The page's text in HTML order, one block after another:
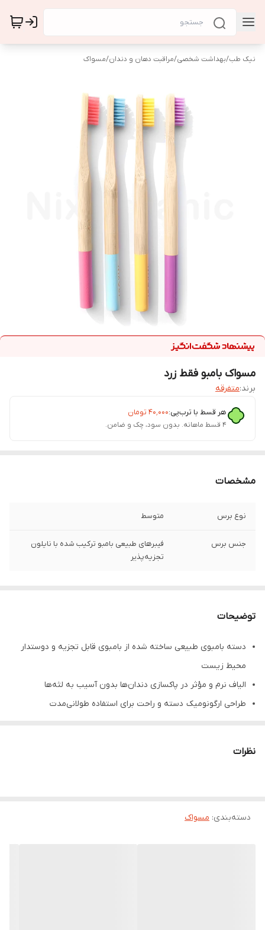
نیک طب/بهداشت شخصی/مراقبت دهان و دندان/مسواک
مسواک بامبو فقط زرد
برند:متفرقه
هر قسط با ترب‌پی:۴۰٬۰۰۰ تومان
۴ قسط ماهانه. بدون سود، چک و ضامن.
مشخصات
نوع برس متوسط
جنس برس
فیبرهای طبیعی بامبو ترکیب شده با نایلون
تجزیه‌پذیر
توضیحات
دسته بامبوی طبیعی ساخته شده از بامبوی قابل تجزیه و دوستدار
محیط زیست
الیاف نرم و مؤثر در پاکسازی دندان‌ها بدون آسیب به لثه‌ها
طراحی ارگونومیک دسته و راحت برای استفاده طولانی‌مدت
بیماری‌های لثه
نظرات
دسته‌بندی: مسواک